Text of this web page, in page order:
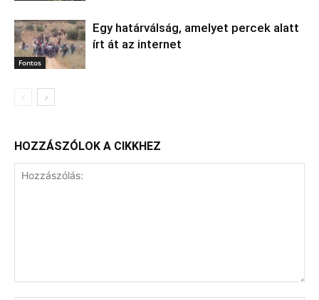
Fontos
Egy határválság, amelyet percek alatt
írt át az internet
HOZZÁSZÓLOK A CIKKHEZ